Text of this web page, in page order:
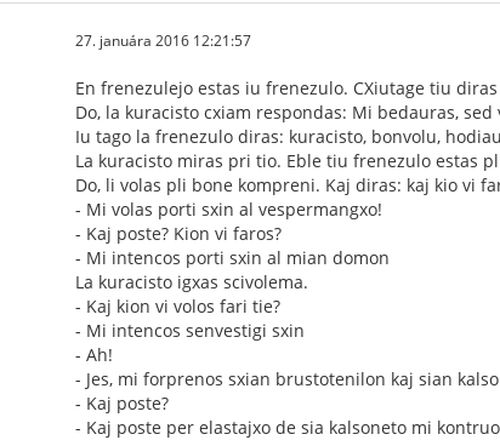
27. januára 2016 12:21:57
En frenezulejo estas iu frenezulo. CXiutage tiu
Do, la kuracisto cxiam respondas: Mi bedauras,
Iu tago la frenezulo diras: kuracisto, bonvolu,
La kuracisto miras pri tio. Eble tiu frenezulo estas
Do, li volas pli bone kompreni. Kaj diras: kaj kio vi
- Mi volas porti sxin al vespermangxo!
- Kaj poste? Kion vi faros?
- Mi intencos porti sxin al mian domon
La kuracisto igxas scivolema.
- Kaj kion vi volos fari tie?
- Mi intencos senvestigi sxin
- Ah!
- Jes, mi forprenos sxian brustotenilon kaj sian
- Kaj poste?
- Kaj poste per elastajxo de sia kalsoneto mi